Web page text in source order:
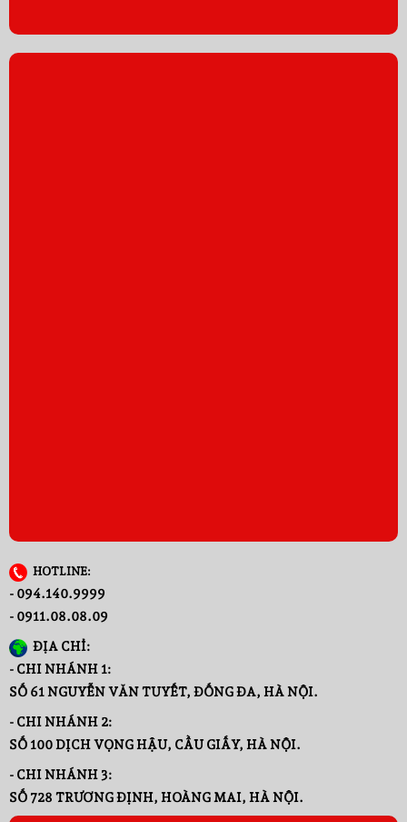
HOTLINE:
- 094.140.9999
- 0911.08.08.09
ĐỊA CHỈ:
- CHI NHÁNH 1:
SỐ 61 NGUYỄN VĂN TUYẾT, ĐỐNG ĐA, HÀ NỘI.
- CHI NHÁNH 2:
SỐ 100 DỊCH VỌNG HẬU, CẦU GIẤY, HÀ NỘI.
- CHI NHÁNH 3:
SỐ 728 TRƯƠNG ĐỊNH, HOÀNG MAI, HÀ NỘI.